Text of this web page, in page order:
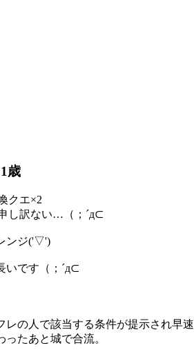
歳
クエ×2
し訳ない…（；´д⊂
ンジ('▽')
です（；´д⊂
の人で該当する条件が提示され早速
たあと城で合流。